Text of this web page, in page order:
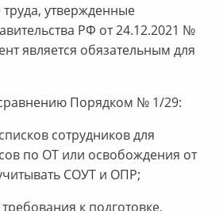
утвержденные
РФ от 24.12.2021 №
является обязательным для
Порядком № 1/29:
сотрудников для
по ОТ или освобождения от
СОУТ и ОПР;
к подготовке,